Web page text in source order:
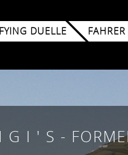
DUELLE
G I ' S -